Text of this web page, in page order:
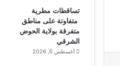
تساقطات مطرية
متفاوتة على مناطق
متفرقة بولاية الحوض
الشرقي
أغسطس 6, 2026